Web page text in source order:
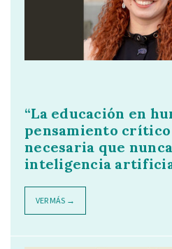
“La educación en
pensamiento crítico
necesaria que
inteligencia
VER MÁS →